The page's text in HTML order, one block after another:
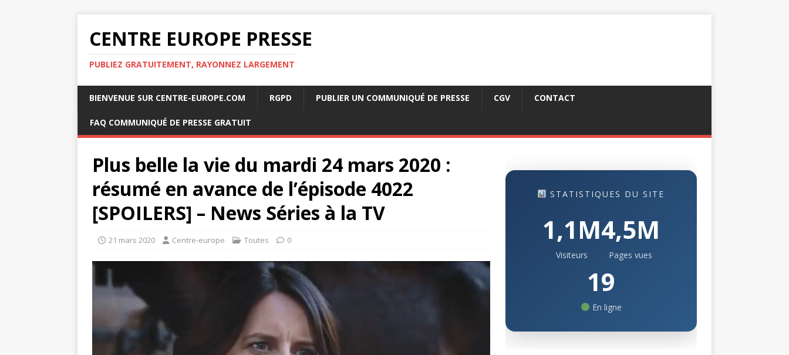
CENTRE EUROPE PRESSE
PUBLIEZ GRATUITEMENT, RAYONNEZ LARGEMENT
BIENVENUE SUR CENTRE-EUROPE.COM RGPD PUBLIER UN COMMUNIQUÉ DE PRESSE CGV CONTACT
FAQ COMMUNIQUÉ DE PRESSE GRATUIT
Plus belle la vie du mardi 24 mars 2020 :
résumé en avance de l’épisode 4022
[SPOILERS] – News Séries à la TV
21 mars 2020 Centre-europe Toutes 0
STATISTIQUES DU SITE
1,1M
Visiteurs
4,5M
Pages vues
19
En ligne